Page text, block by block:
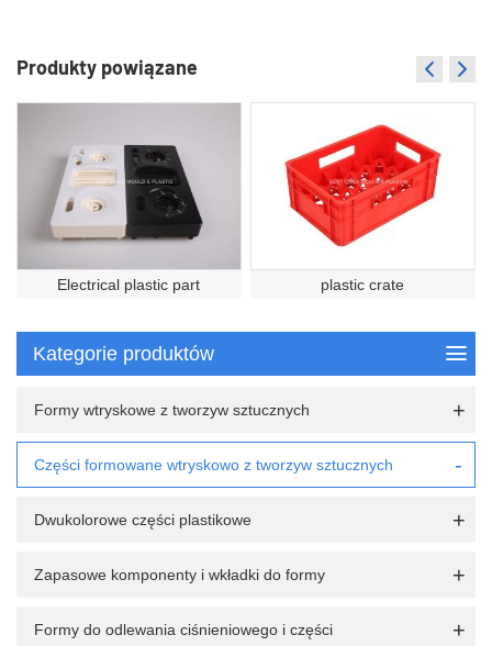
Produkty powiązane
Electrical plastic part plastic crate
Kategorie produktów
Formy wtryskowe z tworzyw sztucznych
Części formowane wtryskowo z tworzyw sztucznych
Dwukolorowe części plastikowe
Zapasowe komponenty i wkładki do formy
Formy do odlewania ciśnieniowego i części